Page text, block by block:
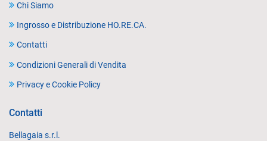
Chi Siamo
Ingrosso e Distribuzione HO.RE.CA.
Contatti
Condizioni Generali di Vendita
Privacy e Cookie Policy
Contatti
Bellagaia s.r.l.